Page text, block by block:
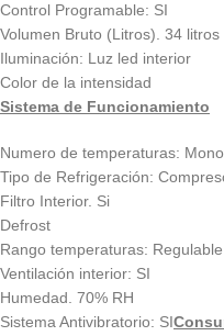
Control Programable: SI
Volumen Bruto (Litros). 34 litros
Iluminación: Luz led interior
Color de la intensidad
Sistema de Funcionamiento
Numero de temperaturas:
Tipo de Refrigeración:
Filtro Interior. Si
Defrost
Rango temperaturas:
Ventilación interior: SI
Humedad. 70% RH
Sistema Antivibratorio: SI